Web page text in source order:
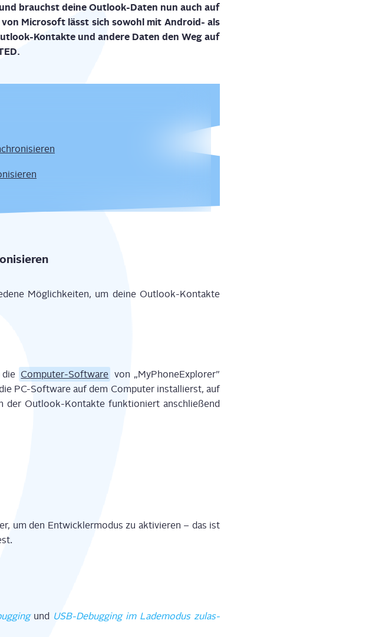
brauchst dei­ne Out­look-Daten nun auch auf
Micro­soft lässt sich sowohl mit Android- als
Kon­tak­te und ande­re Daten den Weg auf
Mög­lich­kei­ten, um dei­ne Out­look-Kon­tak­te
die Com­pu­ter-Soft­ware von „MyPho­ne­Ex­plo­rer”
PC-Soft­ware auf dem Com­pu­ter instal­lierst, auf
der Out­look-Kon­tak­te funk­tio­niert anschlie­ßend
um den Ent­wick­ler­mo­dus zu akti­vie­ren – das ist
und USB-Debug­ging im Lade­mo­dus zulas­